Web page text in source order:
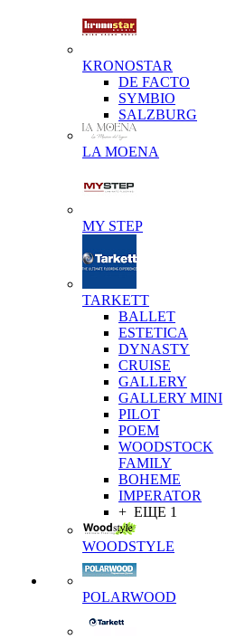
KRONOSTAR
DE FACTO
SYMBIO
SALZBURG
LA MOENA
MY STEP
TARKETT
BALLET
ESTETICA
DYNASTY
CRUISE
GALLERY
GALLERY MINI
PILOT
POEM
WOODSTOCK
FAMILY
BOHEME
IMPERATOR
+ ЕЩЕ 1
WOODSTYLE
POLARWOOD